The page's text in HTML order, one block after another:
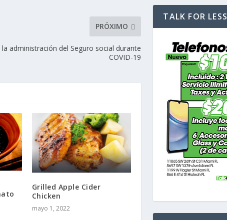
PRÓXIMO
administración del Seguro social durante
COVID-19
Grilled Apple Cider
Chicken
mayo 1, 2022
TALK FOR LESS